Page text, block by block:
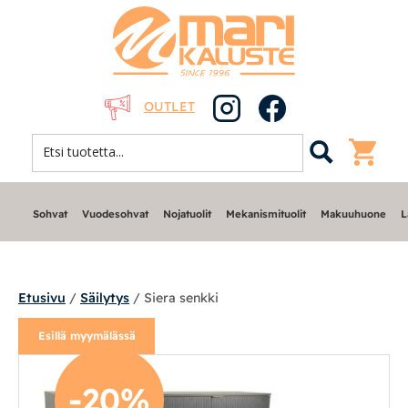
OUTLET
Sohvat
Nojatuolit
Sohvat Vuodesohvat Nojatuolit Mekanismituolit Makuuhuone
Etusivu / Säilytys / Siera senkki
Esillä myymälässä
-20%